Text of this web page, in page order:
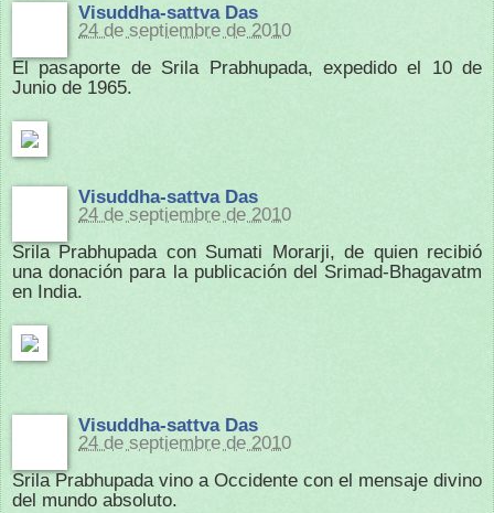
Visuddha-sattva Das
24 de septiembre de 2010
El pasaporte de Srila Prabhupada, expedido el 10 de
Junio de 1965.
Visuddha-sattva Das
24 de septiembre de 2010
Srila Prabhupada con Sumati Morarji, de quien recibió
una donación para la publicación del Srimad-Bhagavatm
en India.
Visuddha-sattva Das
24 de septiembre de 2010
Srila Prabhupada vino a Occidente con el mensaje divino
del mundo absoluto.